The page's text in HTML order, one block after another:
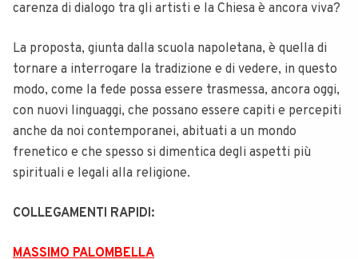
carenza di dialogo tra gli artisti e la Chiesa è ancora viva?
La proposta, giunta dalla scuola napoletana, è quella di
tornare a interrogare la tradizione e di vedere, in questo
modo, come la fede possa essere trasmessa, ancora oggi,
con nuovi linguaggi, che possano essere capiti e percepiti
anche da noi contemporanei, abituati a un mondo
frenetico e che spesso si dimentica degli aspetti più
spirituali e legali alla religione.
COLLEGAMENTI RAPIDI:
MASSIMO PALOMBELLA